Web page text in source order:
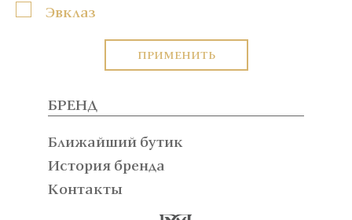
Эвклаз
ПРИМЕНИТЬ
БРЕНД
Ближайший бутик
История бренда
Контакты